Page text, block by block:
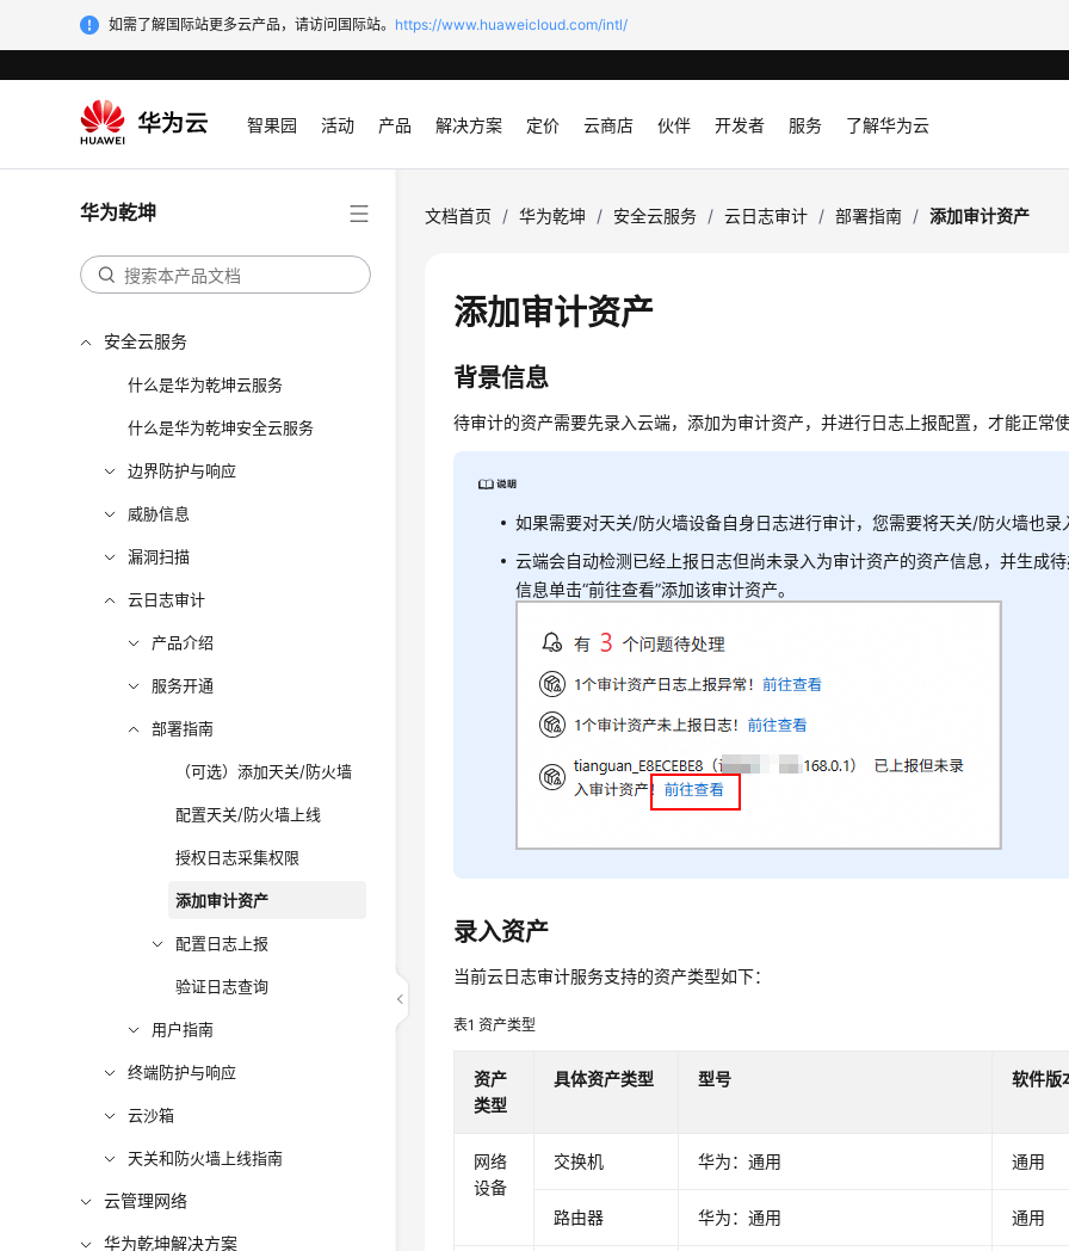
如需了解国际站更多云产品，请访问国际站。 https://www.huaweicloud.com/intl/
智果园 活动 产品 解决方案 定价 云商店 伙伴 开发者 服务 了解华为云
华为乾坤
安全云服务
什么是华为乾坤云服务
什么是华为乾坤安全云服务
边界防护与响应
威胁信息
漏洞扫描
云日志审计
产品介绍
服务开通
部署指南
（可选）添加天关/防火墙
配置天关/防火墙上线
授权日志采集权限
添加审计资产
配置日志上报
验证日志查询
用户指南
终端防护与响应
云沙箱
天关和防火墙上线指南
云管理网络
华为乾坤解决方案
文档首页 / 华为乾坤 / 安全云服务 / 云日志审计 / 部署指南 / 添加审计资产
添加审计资产
背景信息
待审计的资产需要先录入云端，添加为审计资产，并进行日志上报配置，才能正常
如果需要对天关/防火墙设备自身日志进行审计，您需要将天关/防火墙也录
云端会自动检测已经上报日志但尚未录入为审计资产的资产信息，并生成
信息单击“前往查看”添加该审计资产。
录入资产
当前云日志审计服务支持的资产类型如下：
表1资产类型
资产
类型
具体资产类型 型号 软件版
网络
设备
交换机 华为：通用 通用
路由器 华为：通用 通用